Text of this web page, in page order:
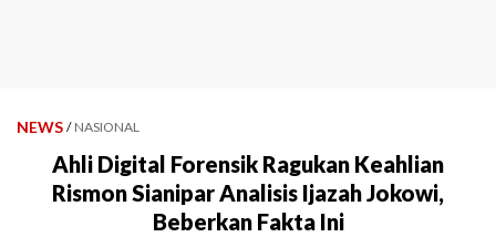
NEWS / NASIONAL
Ahli Digital Forensik Ragukan Keahlian
Rismon Sianipar Analisis Ijazah Jokowi,
Beberkan Fakta Ini